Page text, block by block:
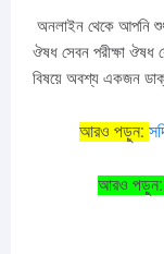
অনলাইন থেকে আপনি
ঔষধ সেবন পরীক্ষা ঔষধ
বিষয়ে অবশ্য একজন
আরও পড়ুন:
আরও পড়ুন: